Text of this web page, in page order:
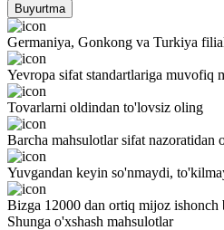
Buyurtma
Germaniya, Gonkong va Turkiya
Yevropa sifat standartlariga muvofiq
Tovarlarni oldindan to'lovsiz oling
Barcha mahsulotlar sifat nazoratidan
Yuvgandan keyin so'nmaydi,
Bizga 12000 dan ortiq mijoz ishonch
Shunga o'xshash mahsulotlar